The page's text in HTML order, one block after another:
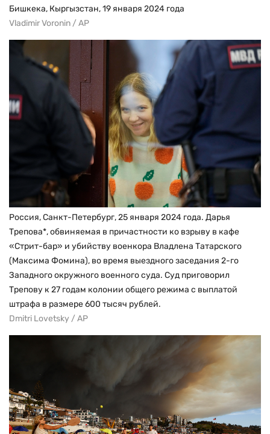
Бишкека, Кыргызстан, 19 января 2024 года
Vladimir Voronin / AP
Россия, Санкт-Петербург, 25 января 2024 года. Дарья
Трепова*, обвиняемая в причастности ко взрыву в кафе
«Стрит-бар» и убийству военкора Владлена Татарского
(Максима Фомина), во время выездного заседания 2-го
Западного окружного военного суда. Суд приговорил
Трепову к 27 годам колонии общего режима с выплатой
штрафа в размере 600 тысяч рублей.
Dmitri Lovetsky / AP